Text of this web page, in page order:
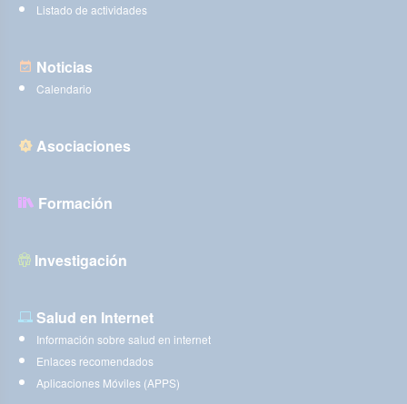
Listado de actividades
Noticias
Calendario
Asociaciones
Formación
Investigación
Salud en Internet
Información sobre salud en internet
Enlaces recomendados
Aplicaciones Móviles (APPS)